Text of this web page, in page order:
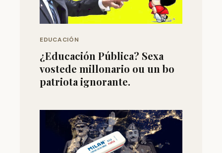
EDUCACIÓN
¿Educación Pública? Sexa
vostede millonario ou un bo
patriota ignorante.